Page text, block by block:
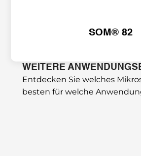
SOM® 82
WEITERE
Entdecken Sie welches
besten für welche